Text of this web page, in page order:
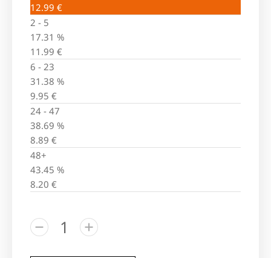
12.99 €
2 - 5
17.31 %
11.99 €
6 - 23
31.38 %
9.95 €
24 - 47
38.69 %
8.89 €
48+
43.45 %
8.20 €